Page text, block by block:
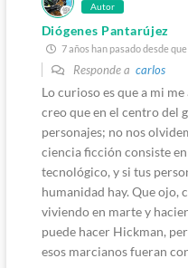
Autor
Diógenes Pantarújez
7 años han pasado desde
Responde a carlos
Lo curioso es que a mi
creo que en el centro del
personajes; no nos
ciencia ficción consiste
tecnológico, y si tus
humanidad hay. Que ojo,
viviendo en marte y
puede hacer Hickman,
esos marcianos fueran